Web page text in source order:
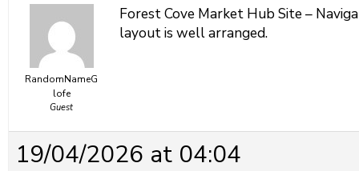
RandomNameG
lofe
Guest
Forest Cove Market Hub Site –
layout is well arranged.
19/04/2026 at 04:04